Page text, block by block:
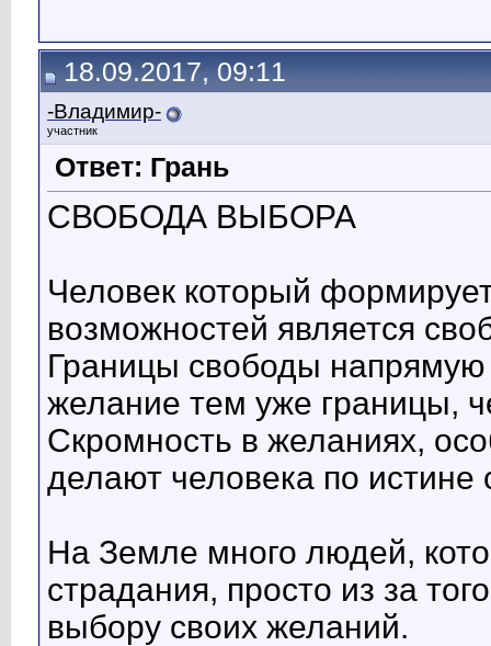
18.09.2017, 09:11
-Владимир-
участник
Ответ: Грань
СВОБОДА ВЫБОРА
Человек который
возможностей является
Границы свободы
желание тем уже границы,
Скромность в желаниях,
делают человека по
На Земле много людей,
страдания, просто из за
выбору своих желаний.